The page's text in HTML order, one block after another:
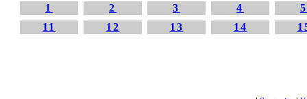
1 2 3 4
5
11
12 13 14